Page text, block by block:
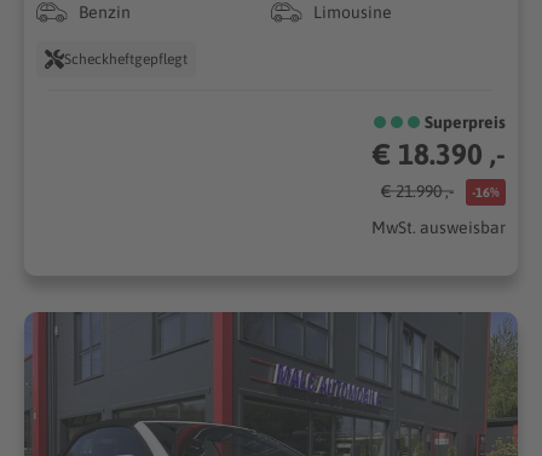
Benzin
Limousine
Scheckheftgepflegt
Superpreis
€ 18.390 ,-
€ 21.990 ,- -16%
MwSt. ausweisbar